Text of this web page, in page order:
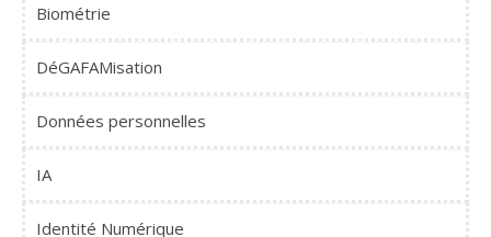
Biométrie
DéGAFAMisation
Données personnelles
IA
Identité Numérique